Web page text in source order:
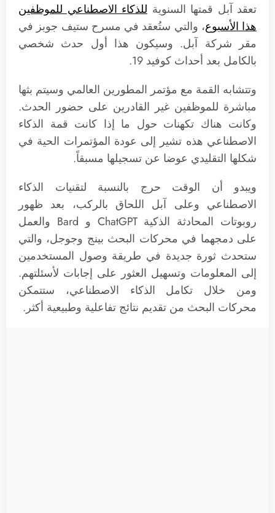
تعقد آبل قمتها السنوية للذكاء الاصطناعي للموظفين
هذا الأسبوع، والتي ستُعقد في مسرح ستيف جوبز في
مقر شركة آبل. وسيكون هذا أول حدث شخصي
بالكامل بعد أحداث كوفيد 19.
وتتشابه القمة مع مؤتمر المطورين العالمي وسيتم بثها
مباشرة للموظفين غير القادرين على حضور الحدث.
وكانت هناك تكهنات حول ما إذا كانت قمة الذكاء
الاصطناعي هذه تشير إلى عودة المؤتمرات الحية في
شكلها التقليدي عوضا عن تسجيلها مسبقاً.
ويبدو أن الوقت حرج بالنسبة لتقنيات الذكاء
الاصطناعي وعلى آبل اللحاق بالركب، بعد ظهور
روبوتات المحادثة الذكية ChatGPT و Bard والعمل
على دمجهما في محركات البحث بينج وجوجل، والتي
ستحدث ثورة جديدة في طريقة وصول المستخدمين
إلى المعلومات وتسهيل العثور على إجابات لأسئلتهم.
ومن خلال تكامل الذكاء الاصطناعي، ستتمكن
محركات البحث من تقديم نتائج تفاعلية وطبيعية أكثر.